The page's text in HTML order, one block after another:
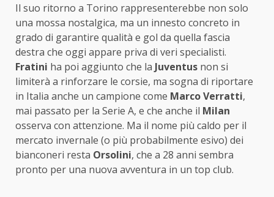
Il suo ritorno a Torino rappresenterebbe non solo
una mossa nostalgica, ma un innesto concreto in
grado di garantire qualità e gol da quella fascia
destra che oggi appare priva di veri specialisti.
Fratini ha poi aggiunto che la Juventus non si
limiterà a rinforzare le corsie, ma sogna di riportare
in Italia anche un campione come Marco Verratti,
mai passato per la Serie A, e che anche il Milan
osserva con attenzione. Ma il nome più caldo per il
mercato invernale (o più probabilmente esivo) dei
bianconeri resta Orsolini, che a 28 anni sembra
pronto per una nuova avventura in un top club.